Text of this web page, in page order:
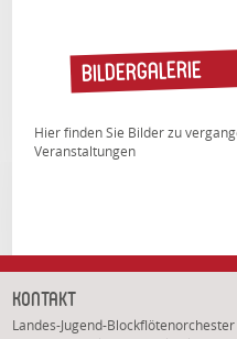
Bildergalerie
Hier finden Sie Bilder zu
Veranstaltungen
Kontakt
Landes-Jugend-